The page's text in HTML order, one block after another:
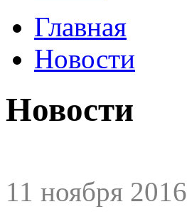
Главная
Новости
Новости
11 ноября 2016